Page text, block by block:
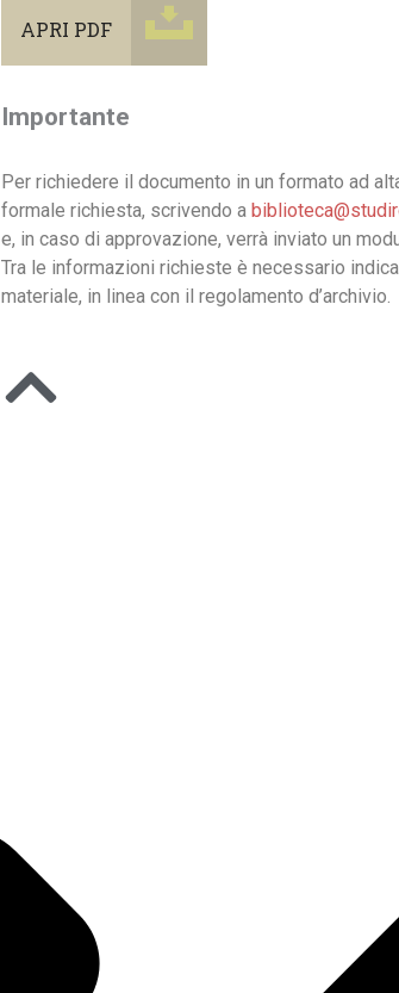
APRI PDF
Importante
Per richiedere il documento in un formato ad
formale richiesta, scrivendo a
e, in caso di approvazione, verrà inviato un
Tra le informazioni richieste è necessario
materiale, in linea con il regolamento d’archivio.